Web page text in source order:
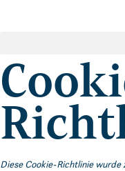
Diese Cookie-Richtlinie